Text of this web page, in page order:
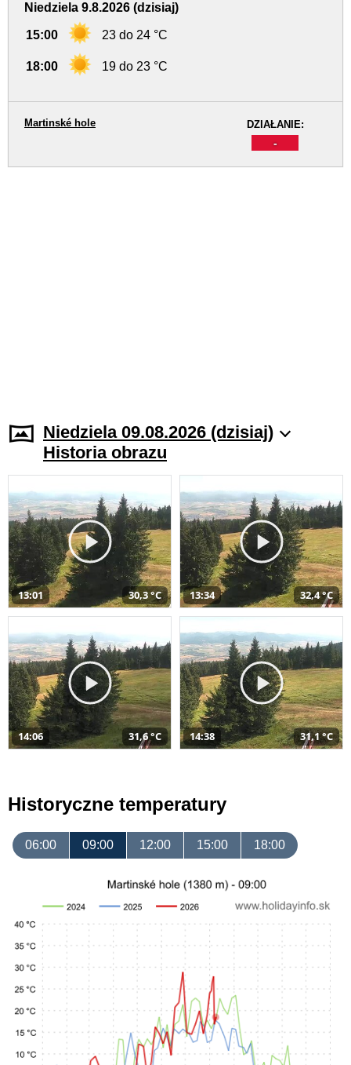
Niedziela 9.8.2026 (dzisiaj)
15:00 23 do 24 °C
18:00 19 do 23 °C
DZIAŁANIE:
-
Martinské hole
Niedziela 09.08.2026 (dzisiaj)
Historia obrazu
13:01 30,3 °C 13:34 32,4 °C
14:06 31,6 °C 14:38 31,1 °C
Historyczne temperatury
06:00 09:00 12:00 15:00 18:00